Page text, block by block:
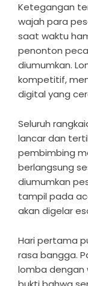
Ketegangan
wajah para
saat waktu
penonton
diumumkan.
kompetitif,
digital yang
Seluruh
lancar dan
pembimbing
berlangsung
diumumkan
tampil pada
akan digelar
Hari pertama
rasa bangga.
lomba dengan